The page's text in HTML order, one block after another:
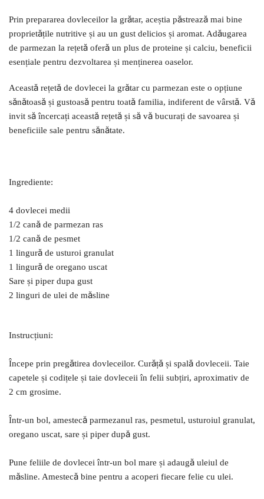
Prin prepararea dovleceilor la grătar, aceștia păstrează mai bine
proprietățile nutritive și au un gust delicios și aromat. Adăugarea
de parmezan la rețetă oferă un plus de proteine și calciu, beneficii
esențiale pentru dezvoltarea și menținerea oaselor.
Această rețetă de dovlecei la grătar cu parmezan este o opțiune
sănătoasă și gustoasă pentru toată familia, indiferent de vârstă. Vă
invit să încercați această rețetă și să vă bucurați de savoarea și
beneficiile sale pentru sănătate.
Ingrediente:
4 dovlecei medii
1/2 cană de parmezan ras
1/2 cană de pesmet
1 lingură de usturoi granulat
1 lingură de oregano uscat
Sare și piper dupa gust
2 linguri de ulei de măsline
Instrucțiuni:
Începe prin pregătirea dovleceilor. Curăță și spală dovleceii. Taie
capetele și codițele și taie dovleceii în felii subțiri, aproximativ de
2 cm grosime.
Într-un bol, amestecă parmezanul ras, pesmetul, usturoiul granulat,
oregano uscat, sare și piper după gust.
Pune feliile de dovlecei într-un bol mare și adaugă uleiul de
măsline. Amestecă bine pentru a acoperi fiecare felie cu ulei.